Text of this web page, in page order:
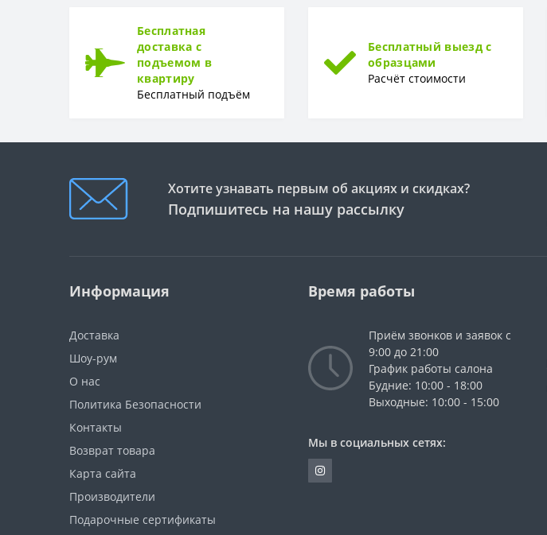
Бесплатная
доставка с
подъемом в
квартиру
Бесплатный подъём
Бесплатный выезд с
образцами
Расчёт стоимости
Хотите узнавать первым об акциях и скидках?
Подпишитесь на нашу рассылку
Информация
Доставка
Шоу-рум
О нас
Политика Безопасности
Контакты
Возврат товара
Карта сайта
Производители
Подарочные сертификаты
Время работы
Приём звонков и заявок с
9:00 до 21:00
График работы салона
Будние: 10:00 - 18:00
Выходные: 10:00 - 15:00
Мы в социальных сетях: